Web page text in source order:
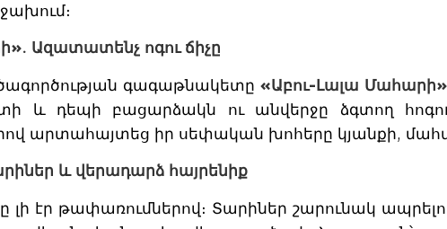
Ազատատենչ ոգու ճիչը
գագաթնակետը «Աբու-Լալա Մահարի»
և դեպի բացարձակն ու անվերջը ձգտող
արտահայտեց իր սեփական խոհերը կյանքի,
և վերադարձ հայրենիք
լի էր թափառումներով։ Տարիներ շարունակ